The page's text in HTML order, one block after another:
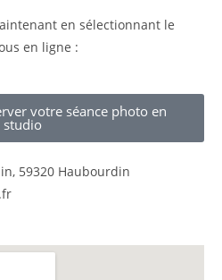
en sélectionnant le
en ligne :
votre séance photo en
studio
59320 Haubourdin